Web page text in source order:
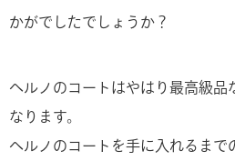
かがでしたでしょうか？
ヘルノのコートはやはり最高級品
なります。
ヘルノのコートを手に入れるまで